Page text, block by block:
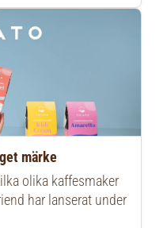
märke
olika kaffesmaker
har lanserat under